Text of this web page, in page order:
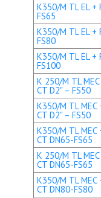
K350/M TL EL +
FS65
K350/M TL EL +
FS80
K350/M TL EL +
FS100
K 250/M TL MEC
CT D2" – FS50
K350/M TL MEC
CT D2" – FS50
K350/M TL MEC
CT DN65-FS65
K 250/M TL MEC
CT DN65-FS65
K350/M TL MEC
CT DN80-FS80